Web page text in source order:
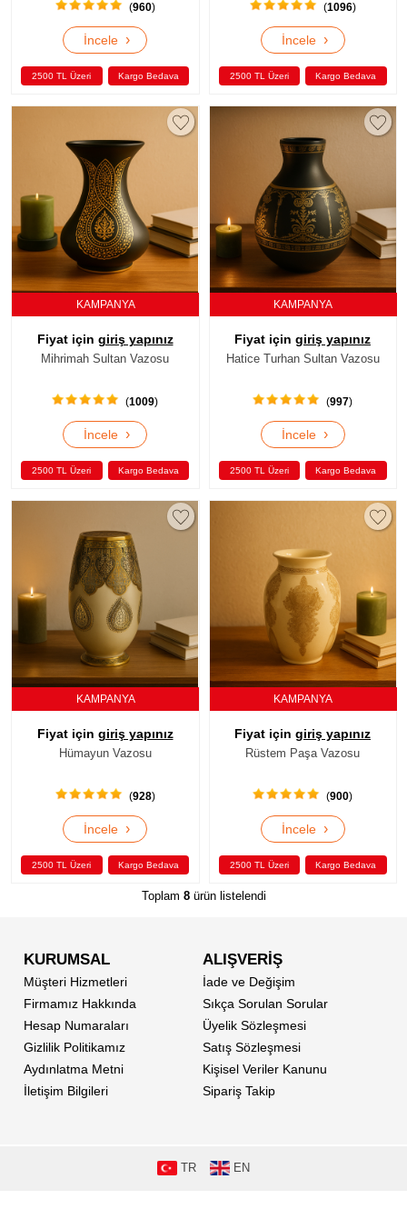
(960)
İncele ›
2500 TL Üzeri Kargo Bedava
(1096)
İncele ›
2500 TL Üzeri Kargo Bedava
KAMPANYA
Fiyat için giriş yapınız
Mihrimah Sultan Vazosu
(1009)
İncele ›
2500 TL Üzeri Kargo Bedava
KAMPANYA
Fiyat için giriş yapınız
Hatice Turhan Sultan Vazosu
(997)
İncele ›
2500 TL Üzeri Kargo Bedava
KAMPANYA
Fiyat için giriş yapınız
Hümayun Vazosu
(928)
İncele ›
2500 TL Üzeri Kargo Bedava
KAMPANYA
Fiyat için giriş yapınız
Rüstem Paşa Vazosu
(900)
İncele ›
2500 TL Üzeri Kargo Bedava
Toplam 8ürün listelendi
KURUMSAL
Müşteri Hizmetleri
Firmamız Hakkında
Hesap Numaraları
Gizlilik Politikamız
Aydınlatma Metni
İletişim Bilgileri
ALIŞVERİŞ
İade ve Değişim
Sıkça Sorulan Sorular
Üyelik Sözleşmesi
Satış Sözleşmesi
Kişisel Veriler Kanunu
Sipariş Takip
TR EN